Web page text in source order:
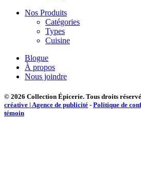
Nos Produits
Catégories
Types
Cuisine
Blogue
À propos
Nous joindre
© 2026 Collection Épicerie. Tous droits
créative | Agence de publicité - Politique de
témoin